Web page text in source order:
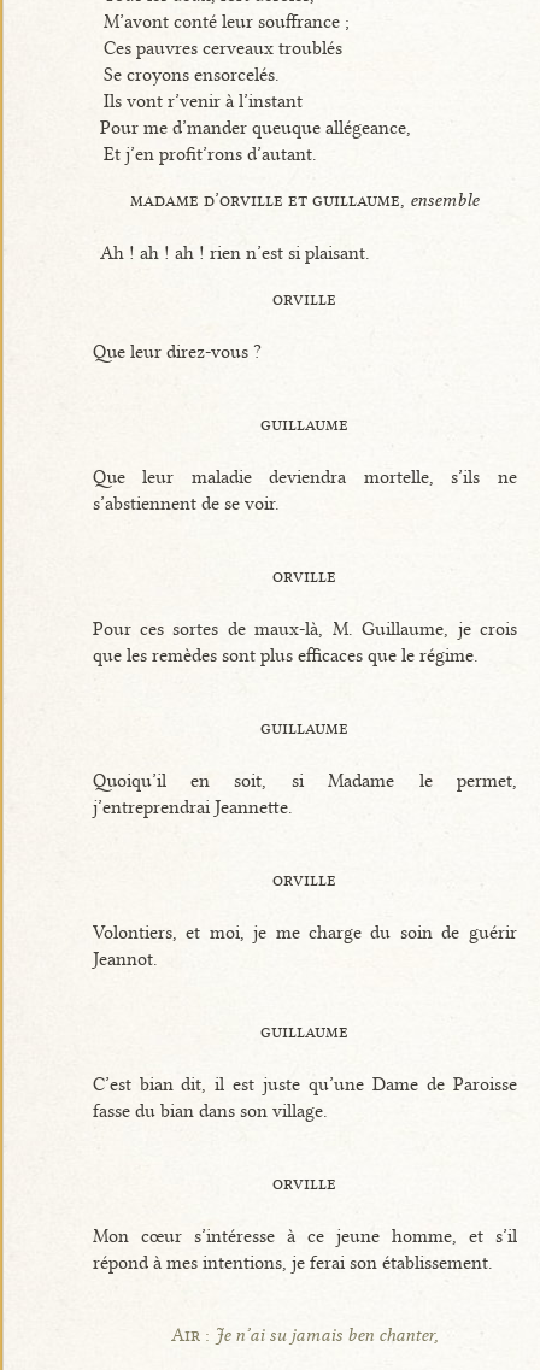
M’avont conté leur souffrance ;
Ces pauvres cerveaux troublés
Se croyons ensorcelés.
Ils vont r’venir à l’instant
Pour me d’mander queuque allégeance,
Et j’en profit’rons d’autant.
madame d’orville et guillaume, ensemble
Ah ! ah ! ah ! rien n’est si plaisant.
orville
Que leur direz-vous ?
guillaume
Que leur maladie deviendra mortelle, s’ils ne
s’abstiennent de se voir.
orville
Pour ces sortes de maux-là, M. Guillaume, je crois
que les remèdes sont plus efficaces que le régime.
guillaume
Quoiqu’il en soit, si Madame le permet,
j’entreprendrai Jeannette.
orville
Volontiers, et moi, je me charge du soin de guérir
Jeannot.
guillaume
C’est bian dit, il est juste qu’une Dame de Paroisse
fasse du bian dans son village.
orville
Mon cœur s’intéresse à ce jeune homme, et s’il
répond à mes intentions, je ferai son établissement.
Air : Je n’ai su jamais ben chanter,